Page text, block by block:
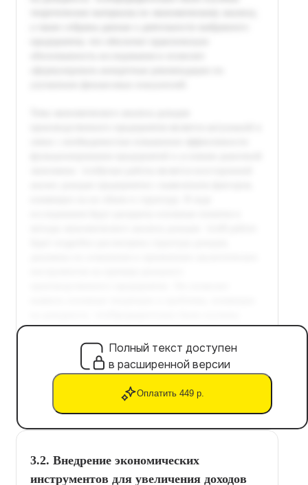
Полный текст доступен
в расширенной версии
Оплатить 449 р.
3.2. Внедрение экономических
инструментов для увеличения доходов